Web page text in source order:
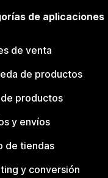
de aplicaciones
de venta
de productos
productos
y envíos
de tiendas
y conversión